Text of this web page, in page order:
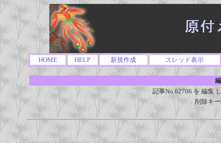
HOME HELP 新規作成 スレッド表示
記事No.62706 を 編集
削除キ